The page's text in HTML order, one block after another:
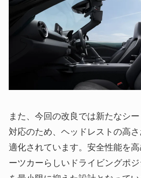
また、今回の改良では新たなシ
対応のため、ヘッドレストの高
適化されています。安全性能を
ーツカーらしいドライビングポ